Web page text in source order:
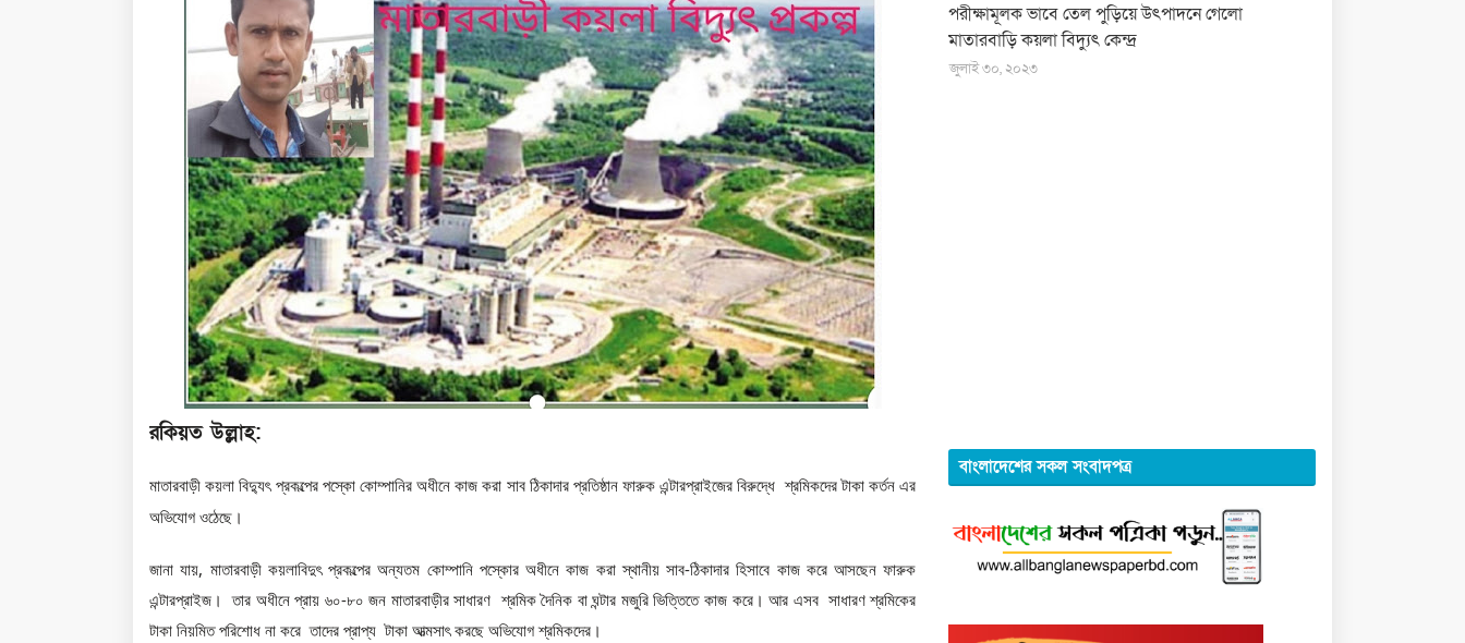
রকিয়ত উল্লাহ:
মাতারবাড়ী কয়লা বিদ্যুৎ প্রকল্পের পস্কো কোম্পানির অধীনে কাজ করা সাব ঠিকাদার প্রতিষ্ঠান ফারুক এন্টারপ্রাইজের বিরুদ্ধে শ্রমিকদের টাকা কর্তন এর
অভিযোগ ওঠেছে।
জানা যায়, মাতারবাড়ী কয়লাবিদুৎ প্রকল্পের অন্যতম কোম্পানি পস্কোর অধীনে কাজ করা স্থানীয় সাব-ঠিকাদার হিসাবে কাজ করে আসছেন ফারুক
এন্টারপ্রাইজ। তার অধীনে প্রায় ৬০-৮০ জন মাতারবাড়ীর সাধারণ শ্রমিক দৈনিক বা ঘন্টার মজুরি ভিত্তিতে কাজ করে। আর এসব সাধারণ শ্রমিকের
টাকা নিয়মিত পরিশোধ না করে তাদের প্রাপ্য টাকা আত্মসাৎ করছে অভিযোগ শ্রমিকদের।
পরীক্ষামূলক ভাবে তেল পুড়িয়ে উৎপাদনে গেলো
মাতারবাড়ি কয়লা বিদ্যুৎ কেন্দ্র
জুলাই ৩০, ২০২৩
বাংলাদেশের সকল সংবাদপত্র